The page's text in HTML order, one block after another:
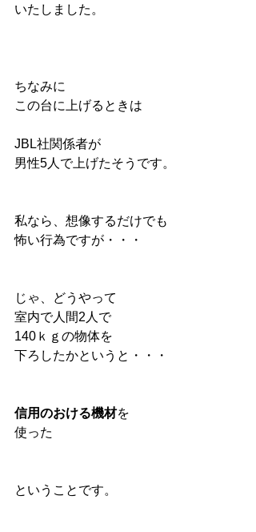
いたしました。
ちなみに
この台に上げるときは
JBL社関係者が
男性5人で上げたそうです。
私なら、想像するだけでも
怖い行為ですが・・・
じゃ、どうやって
室内で人間2人で
140ｋｇの物体を
下ろしたかというと・・・
信用のおける機材を
使った
ということです。